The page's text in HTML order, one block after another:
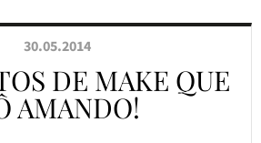
30.05.2014
DE MAKE QUE
AMANDO!